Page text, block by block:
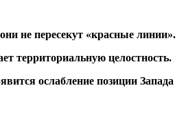
не пересекут «красные линии».
территориальную целостность.
ослабление позиции Запада